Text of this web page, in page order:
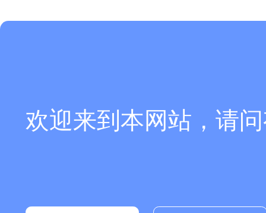
欢迎来到本网站，请